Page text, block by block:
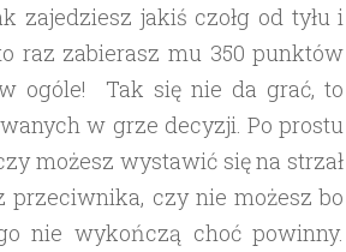
zajedziesz jakiś czołg od tyłu i
raz zabierasz mu 350 punktów
ogóle! Tak się nie da grać, to
w grze decyzji. Po prostu
możesz wystawić się na strzał
przeciwnika, czy nie możesz bo
nie wykończą choć powinny.